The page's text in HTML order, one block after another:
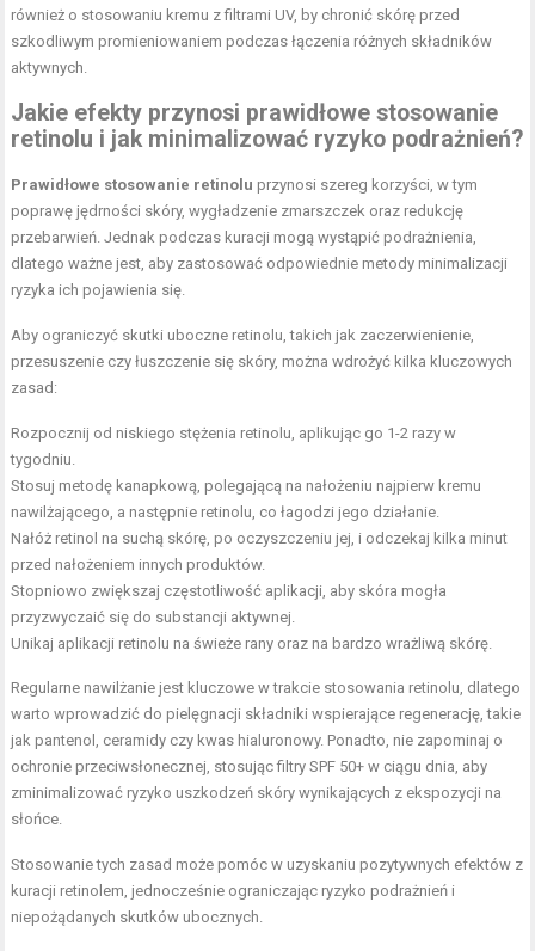
również o stosowaniu kremu z filtrami UV, by chronić skórę przed
szkodliwym promieniowaniem podczas łączenia różnych składników
aktywnych.
Jakie efekty przynosi prawidłowe stosowanie
retinolu i jak minimalizować ryzyko podrażnień?
Prawidłowe stosowanie retinolu przynosi szereg korzyści, w tym
poprawę jędrności skóry, wygładzenie zmarszczek oraz redukcję
przebarwień. Jednak podczas kuracji mogą wystąpić podrażnienia,
dlatego ważne jest, aby zastosować odpowiednie metody minimalizacji
ryzyka ich pojawienia się.
Aby ograniczyć skutki uboczne retinolu, takich jak zaczerwienienie,
przesuszenie czy łuszczenie się skóry, można wdrożyć kilka kluczowych
zasad:
Rozpocznij od niskiego stężenia retinolu, aplikując go 1-2 razy w
tygodniu.
Stosuj metodę kanapkową, polegającą na nałożeniu najpierw kremu
nawilżającego, a następnie retinolu, co łagodzi jego działanie.
Nałóż retinol na suchą skórę, po oczyszczeniu jej, i odczekaj kilka minut
przed nałożeniem innych produktów.
Stopniowo zwiększaj częstotliwość aplikacji, aby skóra mogła
przyzwyczaić się do substancji aktywnej.
Unikaj aplikacji retinolu na świeże rany oraz na bardzo wrażliwą skórę.
Regularne nawilżanie jest kluczowe w trakcie stosowania retinolu, dlatego
warto wprowadzić do pielęgnacji składniki wspierające regenerację, takie
jak pantenol, ceramidy czy kwas hialuronowy. Ponadto, nie zapominaj o
ochronie przeciwsłonecznej, stosując filtry SPF 50+ w ciągu dnia, aby
zminimalizować ryzyko uszkodzeń skóry wynikających z ekspozycji na
słońce.
Stosowanie tych zasad może pomóc w uzyskaniu pozytywnych efektów z
kuracji retinolem, jednocześnie ograniczając ryzyko podrażnień i
niepożądanych skutków ubocznych.